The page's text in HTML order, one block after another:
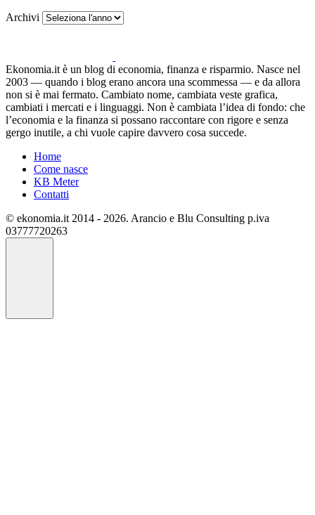
Archivi
Ekonomia.it è un blog di economia, finanza e risparmio. Nasce nel
2003 — quando i blog erano ancora una scommessa — e da allora
non si è mai fermato. Cambiato nome, cambiata veste grafica,
cambiati i mercati e i linguaggi. Non è cambiata l’idea di fondo: che
l’economia e la finanza si possano raccontare con rigore e senza
gergo inutile, a chi vuole capire davvero cosa succede.
Home
Come nasce
KB Meter
Contatti
© ekonomia.it 2014 - 2026. Arancio e Blu Consulting p.iva
03777720263